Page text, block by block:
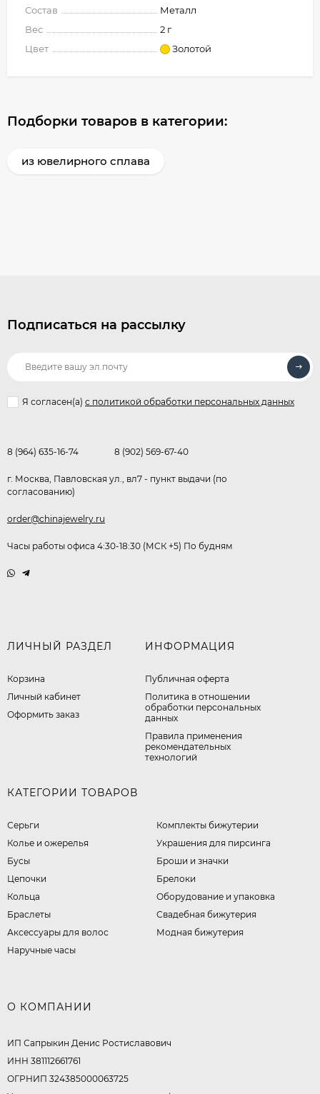
Состав
Металл
Вес
2 г
Цвет
Золотой
Подборки товаров в категории:
из ювелирного сплава
Подписаться на рассылку
Я согласен(a) с политикой обработки персональных данных
8 (964) 635-16-74 8 (902) 569-67-40
г. Москва, Павловская ул., вл7 - пункт выдачи (по
согласованию)
order@chinajewelry.ru
Часы работы офиса 4:30-18:30 (МСК +5) По будням
ЛИЧНЫЙ РАЗДЕЛ
Корзина
Личный кабинет
Оформить заказ
ИНФОРМАЦИЯ
Публичная оферта
​Политика в отношении
обработки персональных
данных
Правила применения
рекомендательных
технологий
КАТЕГОРИИ ТОВАРОВ
Серьги
Колье и ожерелья
Бусы
Цепочки
Кольца
Браслеты
Аксессуары для волос
Наручные часы
Комплекты бижутерии
Украшения для пирсинга
Броши и значки
Брелоки
Оборудование и упаковка
Свадебная бижутерия
Модная бижутерия
О КОМПАНИИ
ИП Сапрыкин Денис Ростиславович
ИНН 381112661761
ОГРНИП 324385000063725